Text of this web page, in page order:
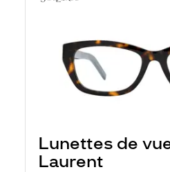
Lunettes de
Laurent